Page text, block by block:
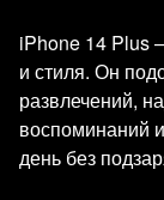
iPhone 14 Plus
и стиля. Он
развлечений,
воспоминаний
день без